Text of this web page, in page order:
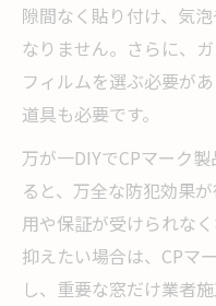
隙間なく貼り付け、気
なりません。さらに、
フィルムを選ぶ必要が
道具も必要です。
万が一DIYでCPマーク
ると、万全な防犯効果
用や保証が受けられな
抑えたい場合は、CPマ
し、重要な窓だけ業者